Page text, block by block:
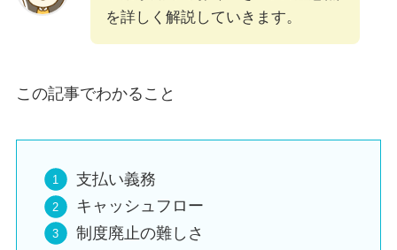
を詳しく解説していきます。
この記事でわかること
支払い義務
キャッシュフロー
制度廃止の難しさ